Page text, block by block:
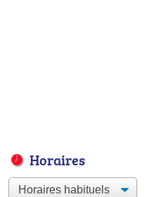
Horaires